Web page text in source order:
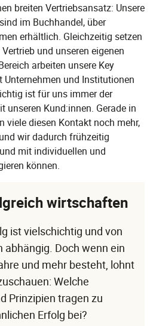
breiten Vertriebsansatz: Unsere
im Buchhandel, über
erhältlich. Gleichzeitig setzen
und unseren eigenen
arbeiten unsere Key
und Institutionen
ist für uns immer der
unseren Kund:innen. Gerade in
viele diesen Kontakt noch mehr,
wir dadurch frühzeitig
mit individuellen und
können.
wirtschaften
ist vielschichtig und von
abhängig. Doch wenn ein
und mehr besteht, lohnt
Welche
Prinzipien tragen zu
Erfolg bei?